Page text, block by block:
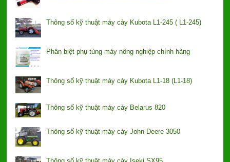
Thông số kỹ thuật máy cày Kubota L1-245 ( L1-245)
Phân biệt phụ tùng máy nông nghiệp chính hãng
Thông số kỹ thuật máy cày Kubota L1-18 (L1-18)
Thông số kỹ thuật máy cày Belarus 820
Thông số kỹ thuật máy cày John Deere 3050